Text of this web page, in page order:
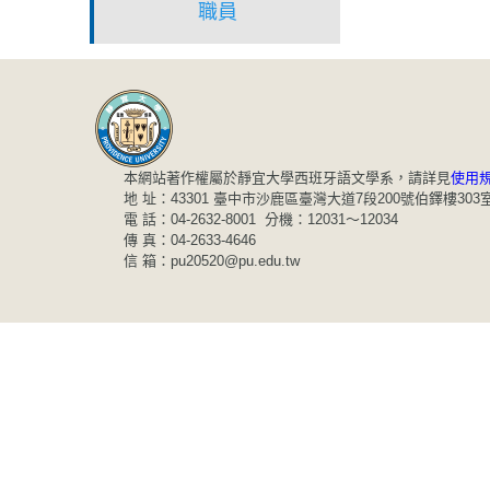
職員
本網站著作權屬於靜宜大學西班牙語文學系，請詳見使用
地 址：43301 臺中市沙鹿區臺灣大道7段200號伯鐸樓303
電 話：04-2632-8001 分機：12031～12034
傳 真：04-2633-4646
信 箱：pu20520@pu.edu.tw